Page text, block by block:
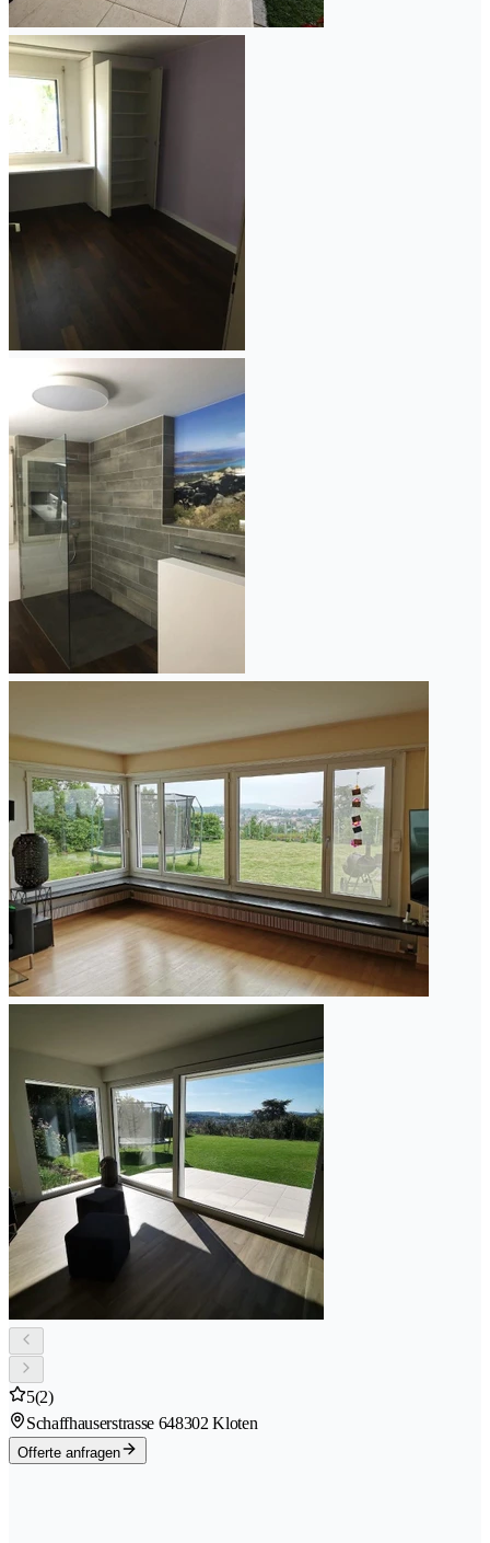
5(2)
Schaffhauserstrasse 648302 Kloten
Offerte anfragen